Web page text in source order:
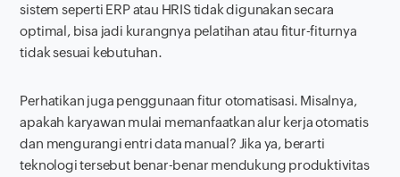
sistem seperti ERP atau HRIS tidak digunakan secara
optimal, bisa jadi kurangnya pelatihan atau fitur-fiturnya
tidak sesuai kebutuhan.
Perhatikan juga penggunaan fitur otomatisasi. Misalnya,
apakah karyawan mulai memanfaatkan alur kerja otomatis
dan mengurangi entri data manual? Jika ya, berarti
teknologi tersebut benar-benar mendukung produktivitas